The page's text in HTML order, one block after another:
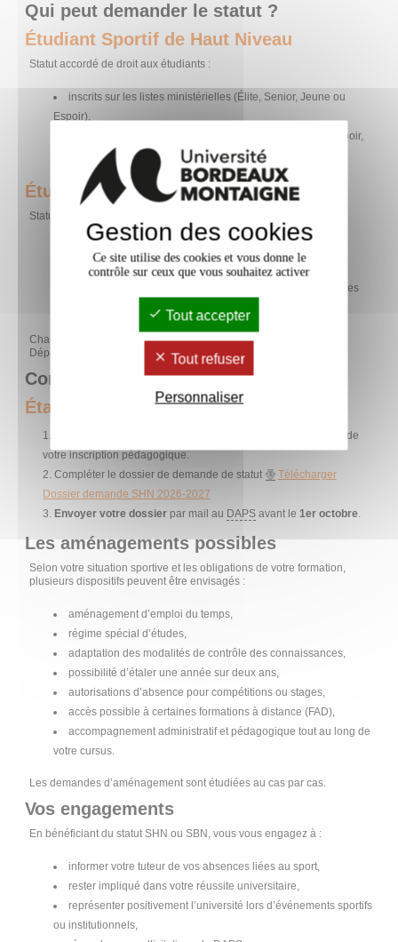
Qui peut demander le statut ?
Étudiant Sportif de Haut Niveau
Statut accordé de droit aux étudiants :
inscrits sur les listes ministérielles (Élite, Senior, Jeune ou
Espoir),
ou intégrés à un pôle ou centre de formation reconnu (Espoir,
France…).
Étudiant Sportif de Bon Niveau
Statut accessible sur dossier pour les étudiants :
engagés dans des compétitions nationales,
ou investis dans une pratique intensive compatible avec des
exigences universitaires.
Chaque candidature est examinée par une commission du
Département des Sports.
Comment faire sa demande ?
Étapes à suivre
lors de
votre inscription pédagogique.
Compléter le dossier de demande de statut
Télécharger
Dossier demande SHN 2026-2027
Envoyer votre dossier par mail au DAPS avant le1er octobre.
Les aménagements possibles
Selon votre situation sportive et les obligations de votre formation,
plusieurs dispositifs peuvent être envisagés :
aménagement d’emploi du temps,
régime spécial d’études,
adaptation des modalités de contrôle des connaissances,
possibilité d’étaler une année sur deux ans,
autorisations d’absence pour compétitions ou stages,
accès possible à certaines formations à distance (FAD),
accompagnement administratif et pédagogique tout au long de
votre cursus.
Les demandes d’aménagement sont étudiées au cas par cas.
Vos engagements
En bénéficiant du statut SHN ou SBN, vous vous engagez à :
informer votre tuteur de vos absences liées au sport,
rester impliqué dans votre réussite universitaire,
représenter positivement l’université lors d’événements sportifs
ou institutionnels,
Gestion des cookies
Ce site utilise des cookies et vous donne le
contrôle sur ceux que vous souhaitez activer
Tout accepter
Tout refuser
Personnaliser